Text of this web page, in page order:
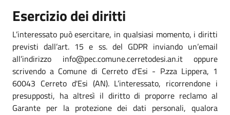
Esercizio dei diritti
L’interessato può esercitare, in qualsiasi momento, i diritti
previsti dall’art. 15 e ss. del GDPR inviando un’email
all’indirizzo info@pec.comune.cerretodesi.an.it oppure
scrivendo a Comune di Cerreto d'Esi - P.zza Lippera, 1
60043 Cerreto d'Esi (AN). L’interessato, ricorrendone i
presupposti, ha altresì il diritto di proporre reclamo al
Garante per la protezione dei dati personali, qualora